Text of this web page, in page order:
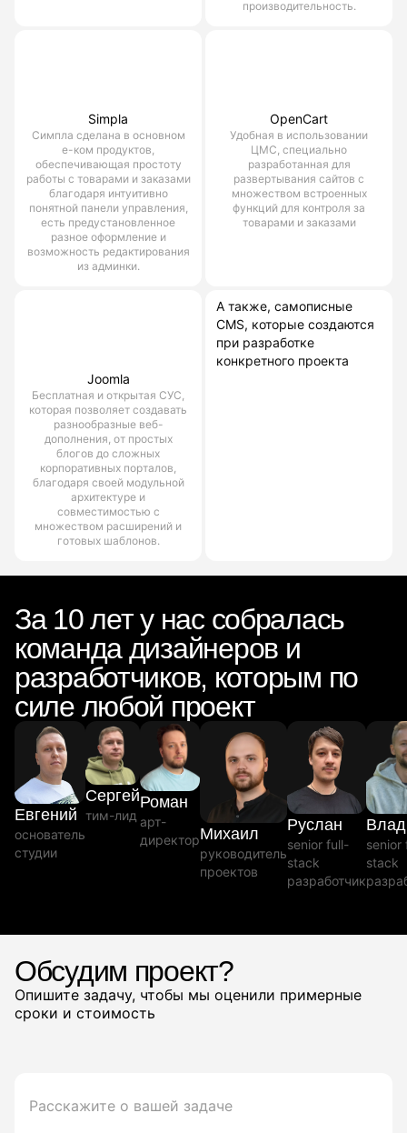
производительность.
Simpla
Симпла сделана в основном
е-ком продуктов,
обеспечивающая простоту
работы с товарами и заказами
благодаря интуитивно
понятной панели управления,
есть предустановленное
разное оформление и
возможность редактирования
из админки.
OpenCart
Удобная в использовании
ЦМС, специально
разработанная для
развертывания сайтов с
множеством встроенных
функций для контроля за
товарами и заказами
Joomla
Бесплатная и открытая СУС,
которая позволяет создавать
разнообразные веб-
дополнения, от простых
блогов до сложных
корпоративных порталов,
благодаря своей модульной
архитектуре и
совместимостью с
множеством расширений и
готовых шаблонов.
А также, самописные
CMS, которые создаются
при разработке
конкретного проекта
За 10 лет у нас собралась
команда дизайнеров и
разработчиков, которым по
силе любой проект
Евгений
основатель
студии
Сергей
тим-лид
Роман
арт-
директорМихаил
руководитель
проектов
Руслан
senior full-
stack
разработчик
senior
stack
Обсудим проект?
Опишите задачу, чтобы мы оценили примерные
сроки и стоимость